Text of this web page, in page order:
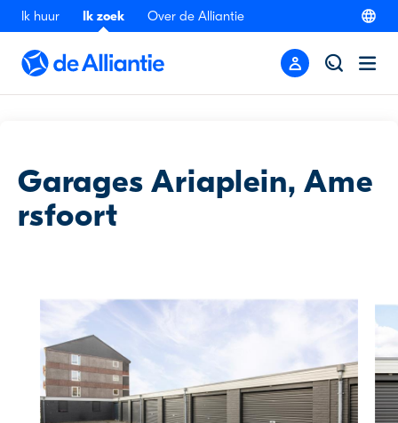
Ik huur Ik zoek Over de Alliantie
Terug
Garages Ariaplein, Ame
rsfoort